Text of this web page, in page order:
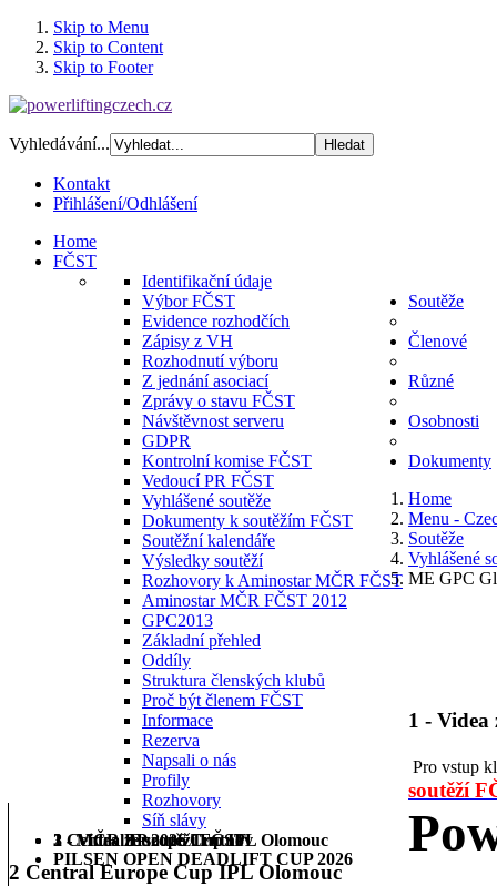
Skip to Menu
Skip to Content
Skip to Footer
Vyhledávání...
Kontakt
Přihlášení/Odhlášení
Home
FČST
Identifikační údaje
Výbor FČST
Evidence rozhodčích
Zápisy z VH
Rozhodnutí výboru
Z jednání asociací
Zprávy o stavu FČST
Návštěvnost serveru
GDPR
Kontrolní komise FČST
Vedoucí PR FČST
Soutěže
Vyhlášené soutěže
Dokumenty k soutěžím FČST
Soutěžní kalendáře
Výsledky soutěží
Rozhovory k Aminostar MČR FČST
Aminostar MČR FČST 2012
GPC2013
Členové
Základní přehled
Oddíly
Struktura členských klubů
Proč být členem FČST
Různé
Informace
Rezerva
Osobnosti
Napsali o nás
Profily
Rozhovory
Síň slávy
Dokumenty
Home
Menu -
Soutěže
Vyhlášené
ME GPC
1 - Videa ze soutěží FČST
2 Central Europe Cup IPL Olomouc
3 - MČR BP 2026 Trutnov
PILSEN OPEN DEADLIFT CUP 2026
1 - Videa
Pro vstup
soutěží
2 Central Europe Cup IPL Olomouc